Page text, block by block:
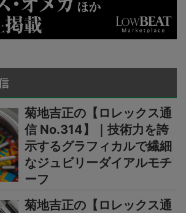
菊地吉正の【ロレックス通
信 No.314】｜技術力を誇
示するグラフィカルで繊細
なジュビリーダイアルモチ
ーフ
菊地吉正の【ロレックス通